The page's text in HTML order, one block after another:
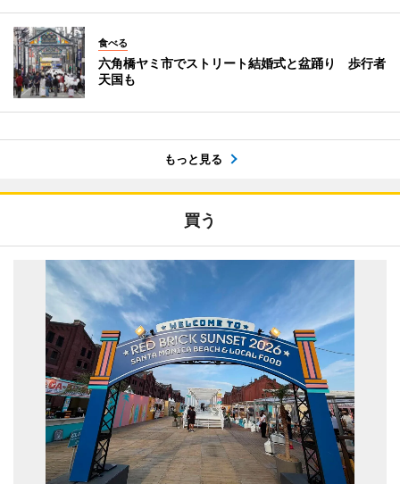
食べる
六角橋ヤミ市でストリート結婚式と盆踊り 歩行者
天国も
もっと見る
買う